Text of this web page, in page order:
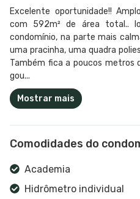
Excelente oportunidade!!
com 592m² de área total..
condomínio, na parte mais
uma pracinha, uma quadra
Também fica a poucos metros
gou...
Mostrar mais
Comodidades do
Academia
Hidrômetro individual